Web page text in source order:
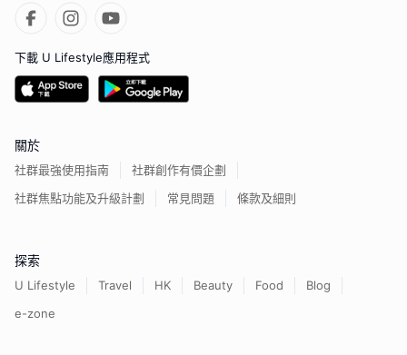
下載 U Lifestyle應用程式
關於
社群最強使用指南
社群創作有價企劃
社群焦點功能及升級計劃
常見問題 條款及細則
探索
U Lifestyle Travel HK Beauty Food
Blog
e-zone